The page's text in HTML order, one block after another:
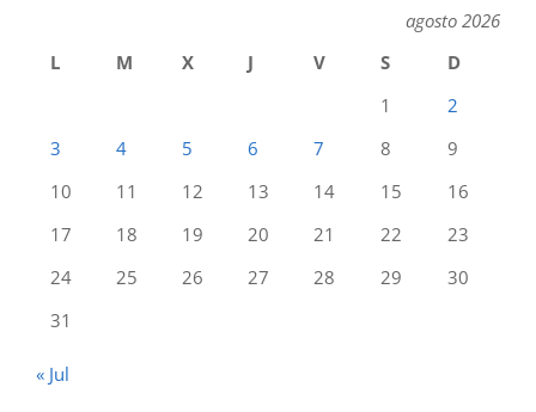
agosto 2026
L
M X J V S
D
1
2
3
4 5 6 7 8
9
10
11 12 13 14 15
16
17
18 19 20 21 22
23
24
25 26 27 28 29
30
31
« Jul